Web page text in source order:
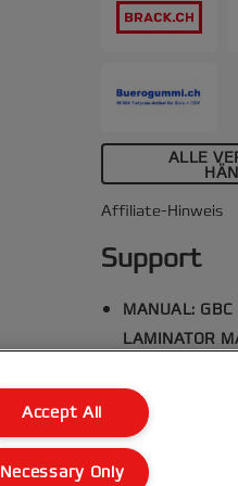
einfach, und
garantiert
ALLE
Affiliate-Hinweis
Support
MANUAL:
LAMINATOR
Accept All
Necessary Only